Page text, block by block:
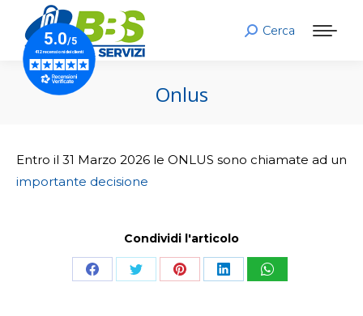
Search:
Cerca
Onlus
Entro il 31 Marzo 2026 le ONLUS sono chiamate ad un
importante decisione
Condividi l'articolo
Share Share Share Share Share